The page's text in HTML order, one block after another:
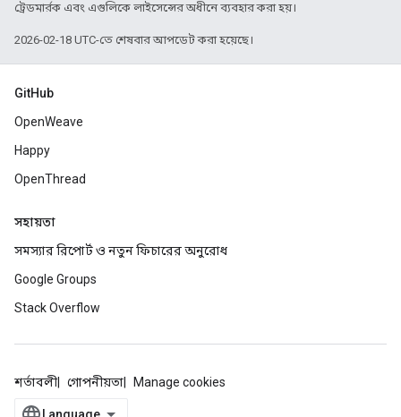
ট্রেডমার্রক এবং এগুলিকে লাইসেন্সের অধীনে ব্যবহার করা হয়।
2026-02-18 UTC-তে শেষবার আপডেট করা হয়েছে।
GitHub
OpenWeave
Happy
OpenThread
সহায়তা
সমস্যার রিপোর্ট ও নতুন ফিচারের অনুরোধ
Google Groups
Stack Overflow
শর্তাবলী গোপনীয়তা Manage cookies